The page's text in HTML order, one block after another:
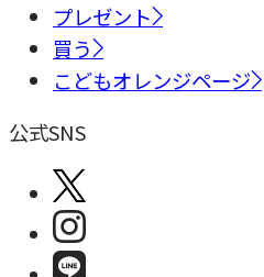
プレゼント
買う
こどもオレンジページ
公式SNS